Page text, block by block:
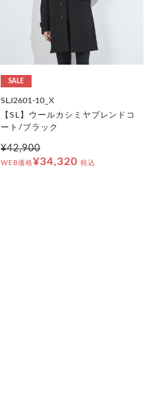
SALE
SLJ2601-10_X
【SL】ウールカシミヤブレンドコ
ート/ブラック
¥42,900
WEB価格¥34,320 税込